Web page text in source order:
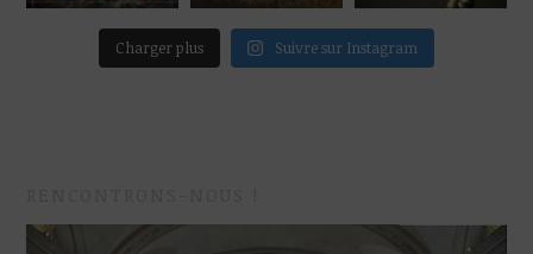
Charger plus Suivre sur Instagram